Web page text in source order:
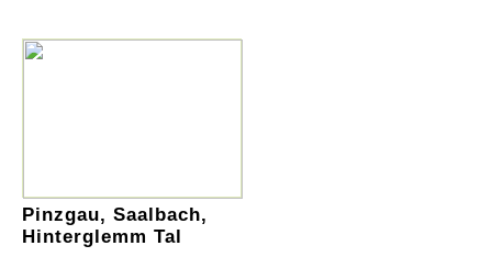
Pinzgau, Saalbach,
Hinterglemm Tal